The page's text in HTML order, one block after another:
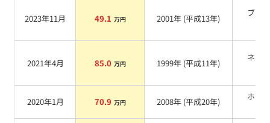
2023年11月 49.1 万円 2001年 (平成13年)
ブラ
2021年4月 85.0 万円 1999年 (平成11年)
ネイ
2020年1月 70.9 万円 2008年 (平成20年)
ホワ